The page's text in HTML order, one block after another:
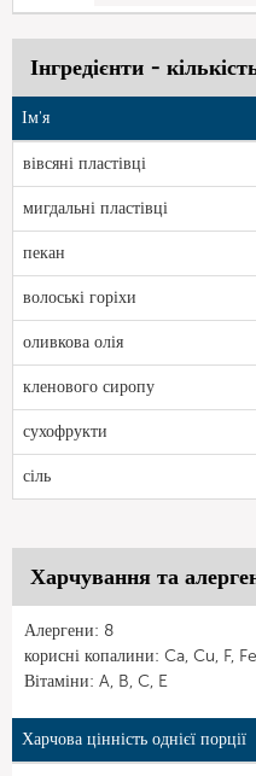
Інгредієнти -
Ім'я
вівсяні пластівці
мигдальні пластівці
пекан
волоські горіхи
оливкова олія
кленового сиропу
сухофрукти
сіль
Харчування та
Алергени: 8
корисні копалини: Ca, Cu, F,
Вітаміни: A, B, C, E
Харчова цінність однієї порції